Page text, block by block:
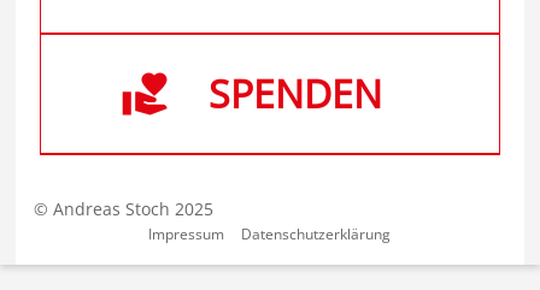
SPENDEN
© Andreas Stoch 2025
Impressum Datenschutzerklärung